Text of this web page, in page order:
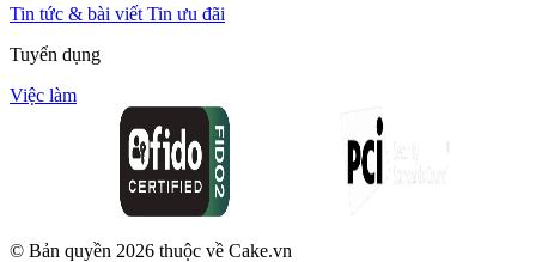
Tin tức & bài viết Tin ưu đãi
Tuyển dụng
Việc làm
© Bản quyền 2026 thuộc về Cake.vn